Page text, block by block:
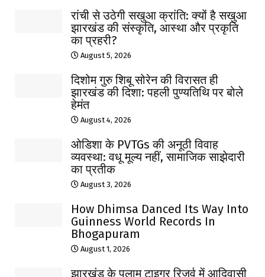
रांची से उठेगी सखुआ क्रांति: क्यों है सखुआ
झारखंड की संस्कृति, आस्था और प्रकृति
का प्रहरी?
August 5, 2026
दिशोम गुरु शिबू सोरेन की विरासत ही
झारखंड की दिशा: पहली पुण्यतिथि पर बोले
हेमंत
August 4, 2026
ओडिशा के PVTGs की अनूठी विवाह
व्यवस्था: वधू मूल्य नहीं, सामाजिक साझेदारी
का प्रतीक
August 3, 2026
How Dhimsa Danced Its Way Into
Guinness World Records In
Bhogapuram
August 1, 2026
झारखंड के पलामू टाइगर रिजर्व में आदिवासी